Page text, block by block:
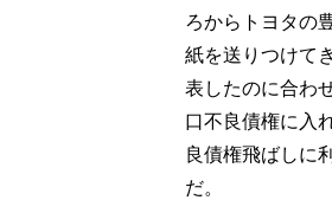
ろからトヨタの
紙を送りつけて
表したのに合わ
口不良債権に入
良債権飛ばしに
だ。